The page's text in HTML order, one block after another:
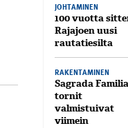
JOHTAMINEN
100 vuotta
Rajajoen uusi
rautatiesilta
RAKENTAMINEN
Sagrada
tornit
valmistuivat
viimein